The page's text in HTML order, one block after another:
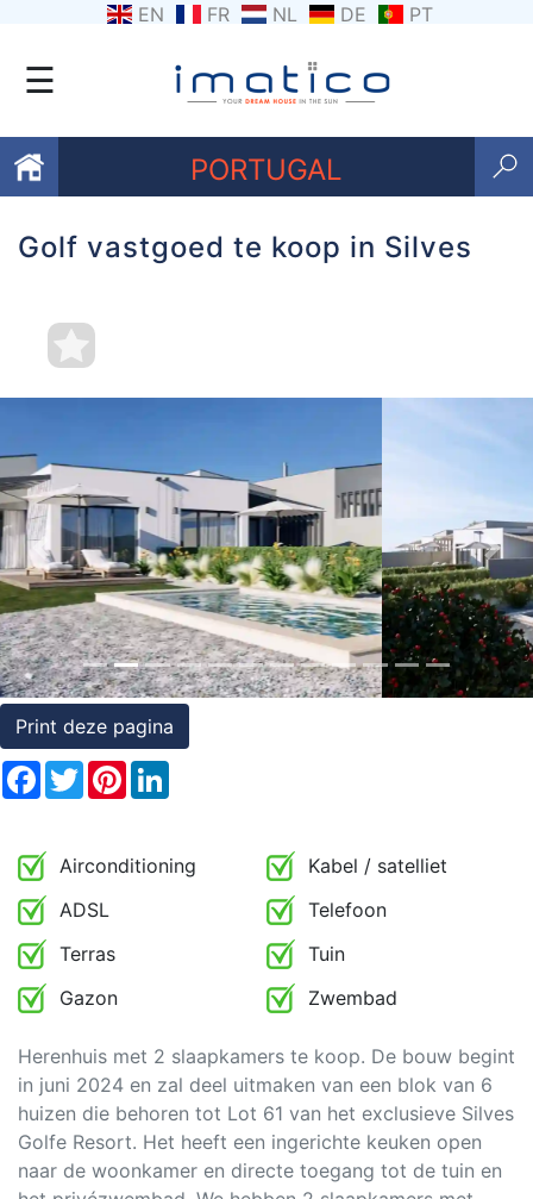
EN FR NL DE PT
☰
PORTUGAL
Favorieten
ons
Contacten
Voorwaarden
Getuigenissen
Rechten
op
onroerend
goed
Golf vastgoed te koop in Silves
Previous Next
Print deze pagina
Facebook
TwitterPinterest
Airconditioning
Kabel / satelliet
ADSL
Telefoon
Terras
Tuin
Gazon
Zwembad
Herenhuis met 2 slaapkamers te koop. De bouw begint
in juni 2024 en zal deel uitmaken van een blok van 6
huizen die behoren tot Lot 61 van het exclusieve Silves
Golfe Resort. Het heeft een ingerichte keuken open
naar de woonkamer en directe toegang tot de tuin en